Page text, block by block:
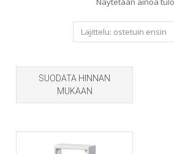
SUODATA HINNAN
MUKAAN